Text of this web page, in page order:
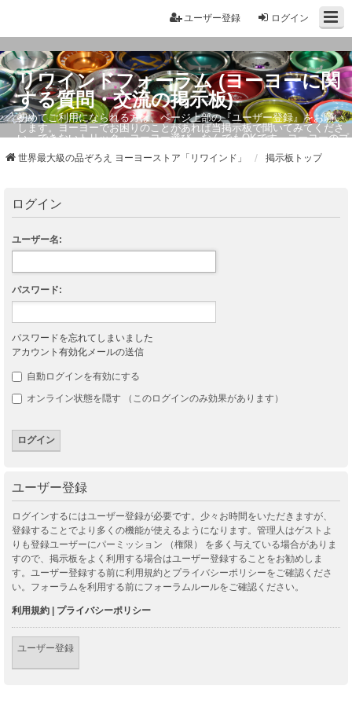
ログイン
ユーザー登録
リワインドフォーラム (ヨーヨーに関
する質問・交流の掲示板)
初めてご利用になられる方は、ページ上部の『ユーザー登録』をお願い
します。ヨーヨーでお困りのことがあれば当掲示板で聞いてみてくださ
い。できないトリック・ヨーヨー選び、なんでもOKです。ヨーヨーのプ
世界最大級の品ぞろえ ヨーヨーストア「リワインド」 掲示板トップ
ログイン
ユーザー名:
パスワード:
パスワードを忘れてしまいました
アカウント有効化メールの送信
自動ログインを有効にする
オンライン状態を隠す （このログインのみ効果があります）
ユーザー登録
ログインするにはユーザー登録が必要です。少々お時間をいただきますが、
登録することでより多くの機能が使えるようになります。管理人はゲストよ
りも登録ユーザーにパーミッション （権限） を多く与えている場合がありま
すので、掲示板をよく利用する場合はユーザー登録することをお勧めしま
す。ユーザー登録する前に利用規約とプライバシーポリシーをご確認くださ
い。フォーラムを利用する前にフォーラムルールをご確認ください。
利用規約 | プライバシーポリシー
ユーザー登録